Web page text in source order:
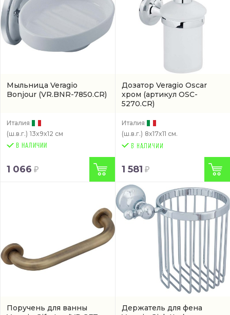
Мыльница Veragio
Bonjour (VR.BNR-7850.CR)
Италия
(ш.в.г.) 13x9x12 см
В НАЛИЧИИ
1 066
Дозатор Veragio Oscar
хром (артикул OSC-
5270.CR)
Италия
(ш.в.г.) 8x17x11 см.
1 581
Поручень для ванны
Держатель для фена